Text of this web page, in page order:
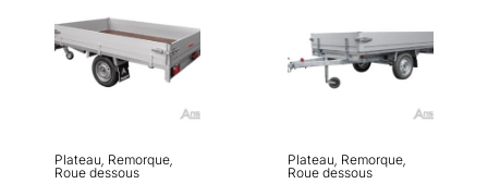
Plateau, Remorque,
Roue dessous
Plateau, Remorque,
Roue dessous